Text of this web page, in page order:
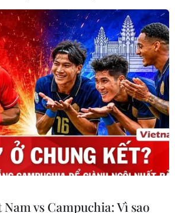
MỤC
Nhện tăng nhanh
vs Campuchia: Vì sao